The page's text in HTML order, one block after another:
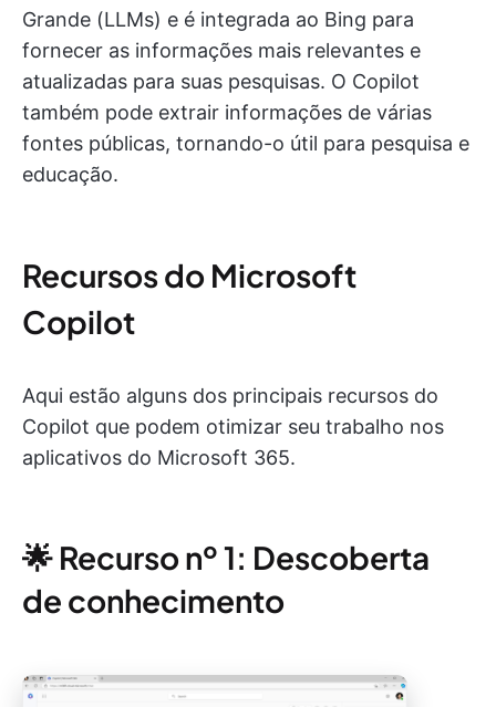
Grande (LLMs) e é integrada ao Bing para
fornecer as informações mais relevantes e
atualizadas para suas pesquisas. O Copilot
também pode extrair informações de várias
fontes públicas, tornando-o útil para pesquisa e
educação.
Recursos do Microsoft
Copilot
Aqui estão alguns dos principais recursos do
Copilot que podem otimizar seu trabalho nos
aplicativos do Microsoft 365.
🌟 Recurso nº 1: Descoberta
de conhecimento